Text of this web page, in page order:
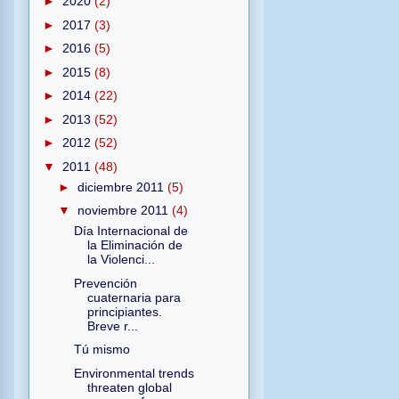
► 2017 (3)
► 2016 (5)
► 2015 (8)
► 2014 (22)
► 2013 (52)
► 2012 (52)
▼ 2011 (48)
► diciembre 2011 (5)
▼ noviembre 2011 (4)
Día Internacional de
la Eliminación de
la Violenci...
Prevención
cuaternaria para
principiantes.
Breve r...
Tú mismo
Environmental trends
threaten global